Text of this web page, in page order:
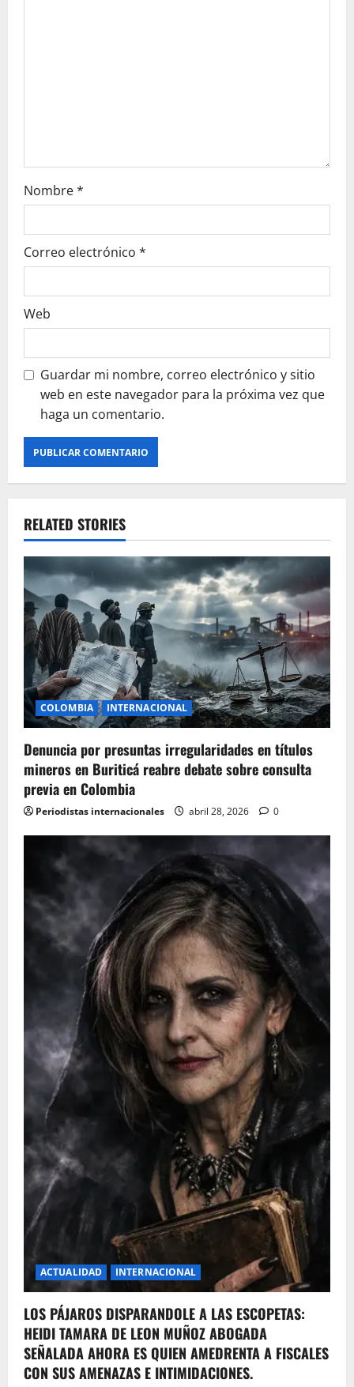
Nombre*
Correo electrónico *
Web
Guardar mi nombre, correo electrónico y sitio
web en este navegador para la próxima vez que
haga un comentario.
RELATED STORIES
COLOMBIA INTERNACIONAL
Denuncia por presuntas irregularidades en títulos
mineros en Buriticá reabre debate sobre consulta
previa en Colombia
Periodistas internacionales abril 28, 2026 0
ACTUALIDAD INTERNACIONAL
LOS PÁJAROS DISPARANDOLE A LAS ESCOPETAS:
HEIDI TAMARA DE LEON MUÑOZ ABOGADA
SEÑALADA AHORA ES QUIEN AMEDRENTA A FISCALES
CON SUS AMENAZAS E INTIMIDACIONES.